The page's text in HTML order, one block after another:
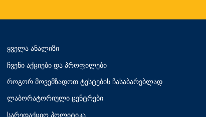
ყველა ანალიზი
ჩვენი აქციები და პროფილები
როგორ მოვემზადოთ ტესტების ჩასაბარებლად
ლაბორატორიული ცენტრები
სარედაქციო პოლიტიკა